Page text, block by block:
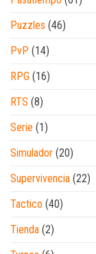
Puzzles (46)
PvP (14)
RPG (16)
RTS (8)
Serie (1)
Simulador (20)
Supervivencia (22)
Tactico (40)
Tienda (2)